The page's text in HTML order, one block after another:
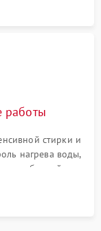
работы
стирки и
нагрева воды,
вибраций,
корпусом.